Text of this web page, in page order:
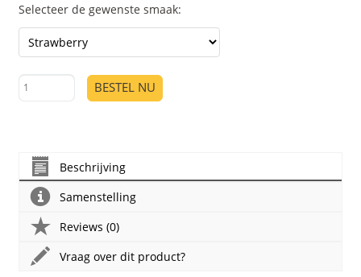
Selecteer de gewenste smaak:
BESTEL NU
Beschrijving
Samenstelling
Reviews (0)
Vraag over dit product?